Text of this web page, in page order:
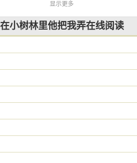
显示更多
在小树林里他把我弄在线阅读